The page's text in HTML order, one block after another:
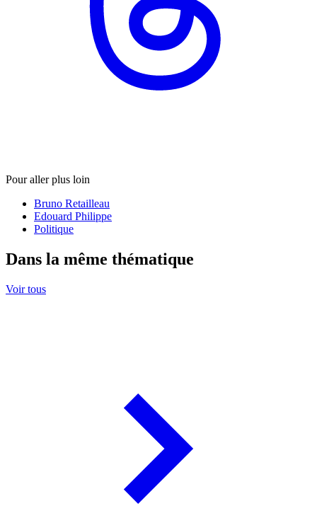
Pour aller plus loin
Bruno Retailleau
Edouard Philippe
Politique
Dans la même thématique
Voir tous